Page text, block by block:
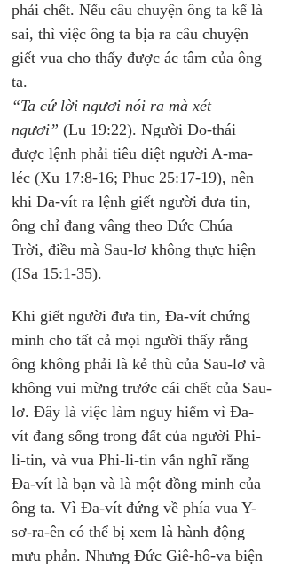
phải chết. Nếu câu chuyện ông ta kể là
sai, thì việc ông ta bịa ra câu chuyện
giết vua cho thấy được ác tâm của ông
ta.
“Ta cứ lời ngươi nói ra mà xét
ngươi” (Lu 19:22). Người Do-thái
được lệnh phải tiêu diệt người A-ma-
léc (Xu 17:8-16; Phuc 25:17-19), nên
khi Đa-vít ra lệnh giết người đưa tin,
ông chỉ đang vâng theo Đức Chúa
Trời, điều mà Sau-lơ không thực hiện
(ISa 15:1-35).
Khi giết người đưa tin, Đa-vít chứng
minh cho tất cả mọi người thấy rằng
ông không phải là kẻ thù của Sau-lơ và
không vui mừng trước cái chết của Sau-
lơ. Đây là việc làm nguy hiểm vì Đa-
vít đang sống trong đất của người Phi-
li-tin, và vua Phi-li-tin vẫn nghĩ rằng
Đa-vít là bạn và là một đồng minh của
ông ta. Vì Đa-vít đứng về phía vua Y-
sơ-ra-ên có thể bị xem là hành động
mưu phản. Nhưng Đức Giê-hô-va biện